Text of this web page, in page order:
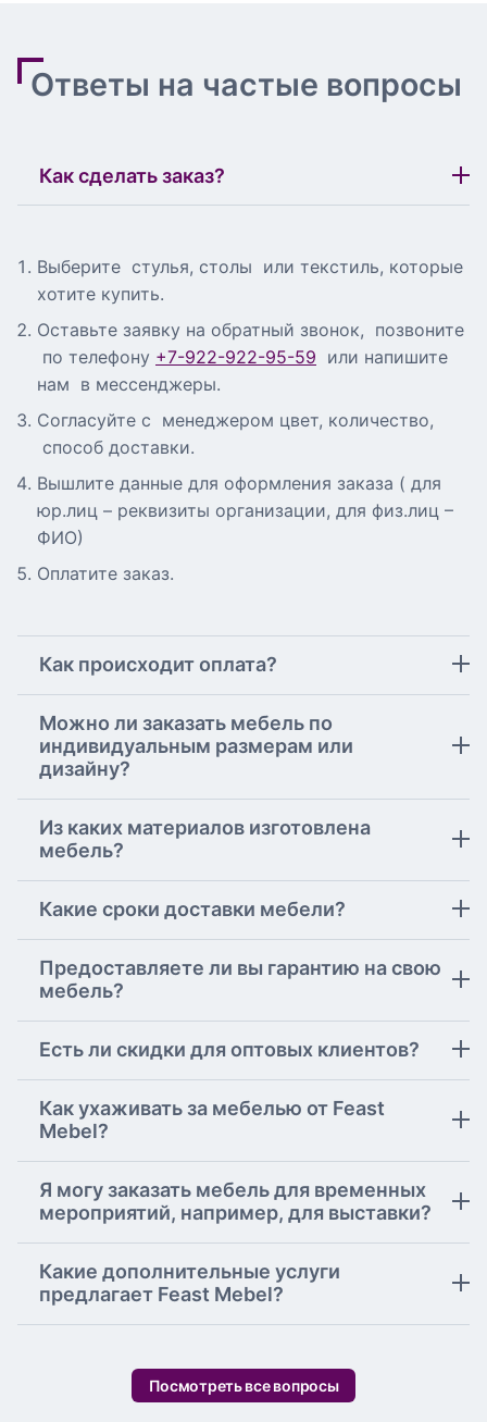
Ответы на частые вопросы
Как сделать заказ?
Выберите стулья, столы или текстиль, которые
хотите купить.
Оставьте заявку на обратный звонок, позвоните
по телефону +7-922-922-95-59 или напишите
нам в мессенджеры.
Согласуйте с менеджером цвет, количество,
способ доставки.
Вышлите данные для оформления заказа ( для
юр.лиц – реквизиты организации, для физ.лиц –
ФИО)
Оплатите заказ.
Как происходит оплата?
Можно ли заказать мебель по
индивидуальным размерам или
дизайну?
Из каких материалов изготовлена
мебель?
Какие сроки доставки мебели?
Предоставляете ли вы гарантию на свою
мебель?
Есть ли скидки для оптовых клиентов?
Как ухаживать за мебелью от Feast
Mebel?
Я могу заказать мебель для временных
мероприятий, например, для выставки?
Какие дополнительные услуги
предлагает Feast Mebel?
Посмотреть все вопросы